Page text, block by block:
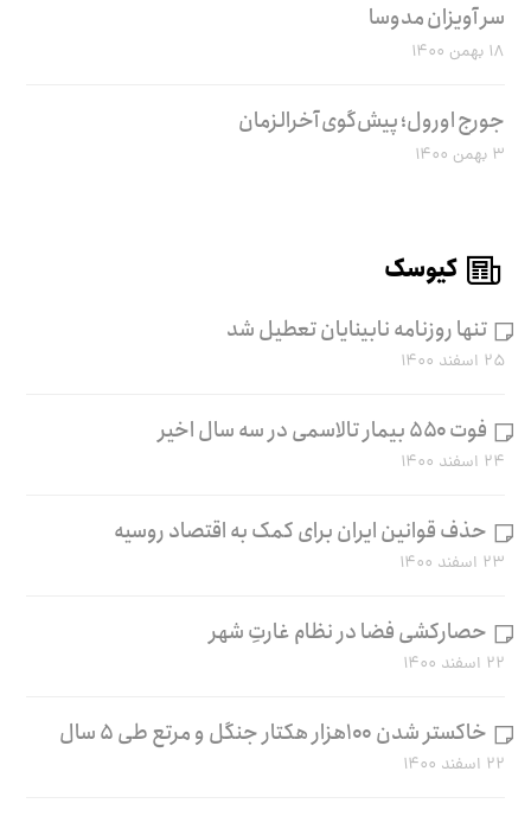
سر آویزان مدوسا
۱۸ بهمن ۱۴۰۰
جورج اورول؛ پیش‌گوی آخرالزمان
۳ بهمن ۱۴۰۰
کیوسک
تنها روزنامه نابینایان تعطیل شد
۲۵ اسفند ۱۴۰۰
فوت ۵۵۰ بیمار تالاسمی در سه سال اخیر
۲۴ اسفند ۱۴۰۰
حذف قوانین ایران برای کمک به اقتصاد روسیه
۲۳ اسفند ۱۴۰۰
حصارکشی فضا در نظام غارتِ شهر
۲۲ اسفند ۱۴۰۰
خاکستر شدن ۱۰۰هزار هکتار جنگل و مرتع طی ۵ سال
۲۲ اسفند ۱۴۰۰